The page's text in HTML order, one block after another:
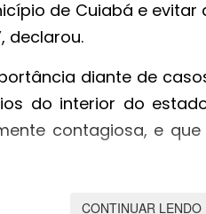
de Cuiabá e
declarou.
diante de
do interior do
contagiosa, e
CONTINUAR LENDO